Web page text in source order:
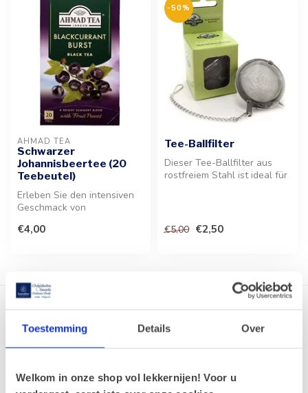
Toestemming Details Over
Welkom in onze shop vol lekkernijen! Voor u
AHMAD TEA
Schwarzer
Johannisbeertee (20
Teebeutel)
Erleben Sie den intensiven
Geschmack von
mit fruchtige...
€4,00
-50%
Tee-Ballfilter
Dieser Tee-Ballfilter aus
rostfreiem Stahl ist ideal für
€5,00 €2,50
Geschmack